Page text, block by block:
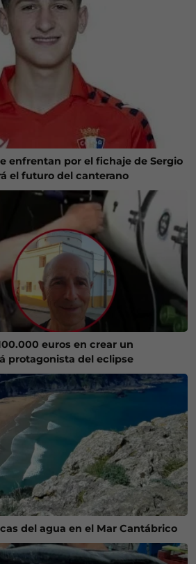
enfrentan por el fichaje de Sergio
el futuro del canterano
euros en crear un
protagonista del eclipse
del agua en el Mar Cantábrico